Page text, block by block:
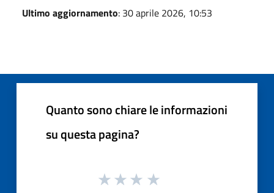
Ultimo aggiornamento: 30 aprile 2026, 10:53
Quanto sono chiare le informazioni
su questa pagina?